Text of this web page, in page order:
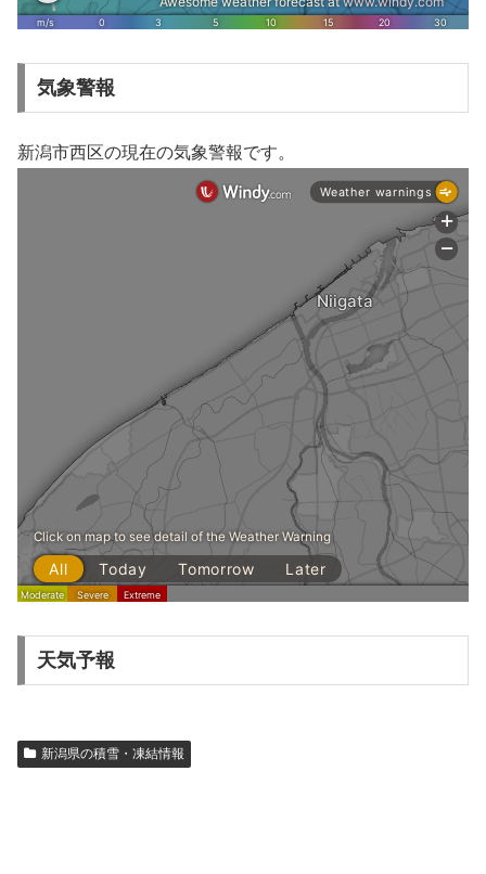
気象警報
新潟市西区の現在の気象警報です。
天気予報
新潟県の積雪・凍結情報